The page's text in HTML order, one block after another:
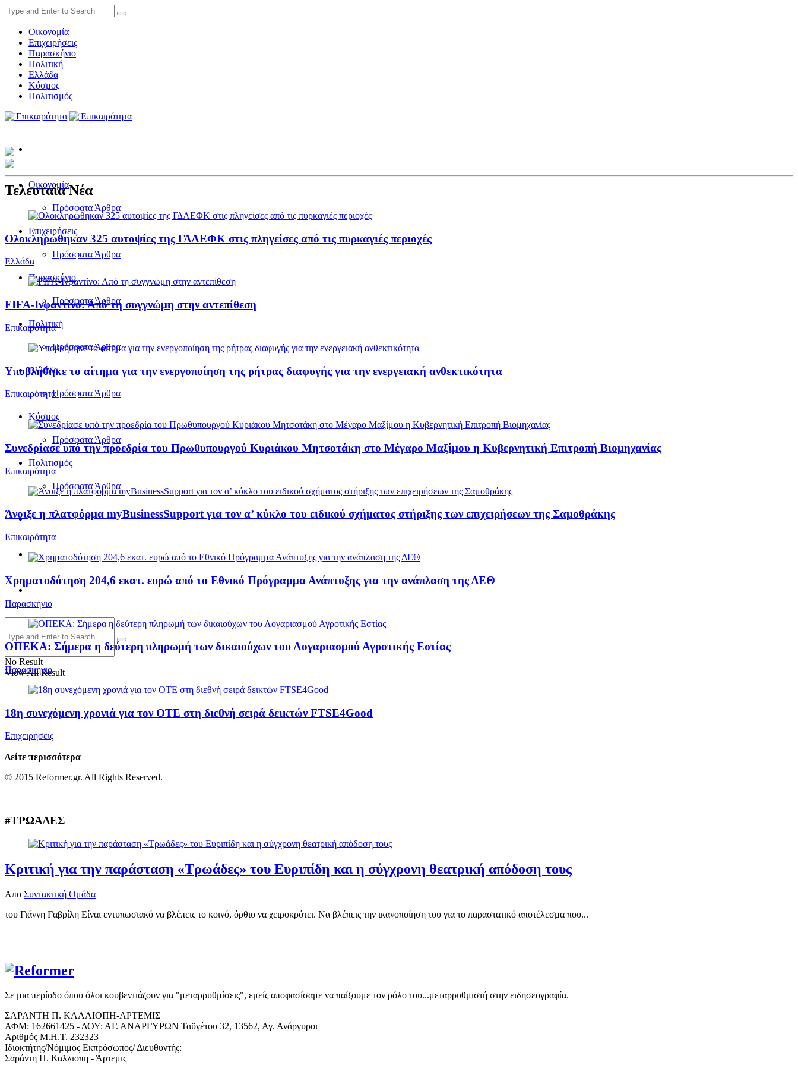
Οικονομία
Επιχειρήσεις
Παρασκήνιο
Πολιτική
Ελλάδα
Κόσμος
Πολιτισμός
Οικονομία
Πρόσφατα Άρθρα
Επιχειρήσεις
Πρόσφατα Άρθρα
Παρασκήνιο
Πρόσφατα Άρθρα
Πολιτική
Πρόσφατα Άρθρα
Ελλάδα
Πρόσφατα Άρθρα
Κόσμος
Πρόσφατα Άρθρα
Πολιτισμός
Πρόσφατα Άρθρα
No Result
View All Result
Τελευταία Νέα
Ολοκληρώθηκαν 325 αυτοψίες της ΓΔΑΕΦΚ στις πληγείσες από τις πυρκαγιές περιοχές
Ελλάδα
FIFA-Ινφαντίνο: Από τη συγγνώμη στην αντεπίθεση
Επικαιρότητα
Υποβλήθηκε το αίτημα για την ενεργοποίηση της ρήτρας διαφυγής για την ενεργειακή ανθεκτικότητα
Επικαιρότητα
Συνεδρίασε υπό την προεδρία του Πρωθυπουργού Κυριάκου Μητσοτάκη στο Μέγαρο Μαξίμου η Κυβερνητική Επιτροπή Βιομηχανίας
Επικαιρότητα
Άνοιξε η πλατφόρμα myBusinessSupport για τον α’ κύκλο του ειδικού σχήματος στήριξης των επιχειρήσεων της Σαμοθράκης
Επικαιρότητα
Χρηματοδότηση 204,6 εκατ. ευρώ από το Εθνικό Πρόγραμμα Ανάπτυξης για την ανάπλαση της ΔΕΘ
Παρασκήνιο
ΟΠΕΚΑ: Σήμερα η δεύτερη πληρωμή των δικαιούχων του Λογαριασμού Αγροτικής Εστίας
Παρασκήνιο
18η συνεχόμενη χρονιά για τον ΟΤΕ στη διεθνή σειρά δεικτών FTSE4Good
Επιχειρήσεις
Δείτε περισσότερα
© 2015 Reformer.gr. All Rights Reserved.
#ΤΡΩΑΔΕΣ
Κριτική για την παράσταση «Τρωάδες» του Ευριπίδη και η σύγχρονη θεατρική απόδοση τους
Απο Συντακτική Ομάδα
του Γιάννη Γαβρίλη Είναι εντυπωσιακό να βλέπεις το κοινό, όρθιο να χειροκρότει. Να βλέπεις την ικανοποίηση του για το παραστατικό αποτέλεσμα που...
Σε μια περίοδο όπου όλοι κουβεντιάζουν για "μεταρρυθμίσεις", εμείς αποφασίσαμε να παίξουμε τον ρόλο του...μεταρρυθμιστή στην ειδησεογραφία.
ΣΑΡΑΝΤΗ Π. ΚΑΛΛΙΟΠΗ-ΑΡΤΕΜΙΣ
ΑΦΜ: 162661425 - ΔΟΥ: ΑΓ. ΑΝΑΡΓΥΡΩΝ Ταϋγέτου 32, 13562, Αγ. Ανάργυροι
Αριθμός Μ.Η.Τ. 232323
Ιδιοκτήτης/Νόμιμος Εκπρόσωπος/ Διευθυντής:
Σαράντη Π. Καλλιοπη - Άρτεμις